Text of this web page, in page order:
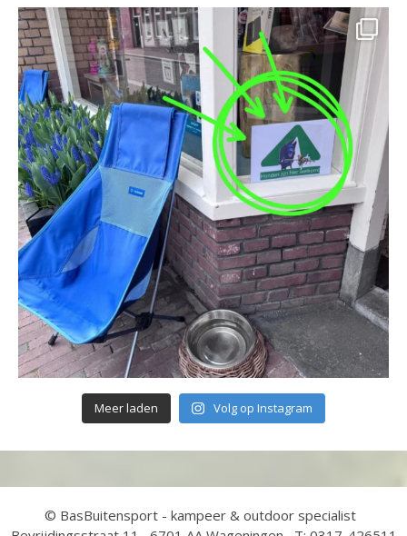
Meer laden Volg op Instagram
© BasBuitensport - kampeer & outdoor specialist